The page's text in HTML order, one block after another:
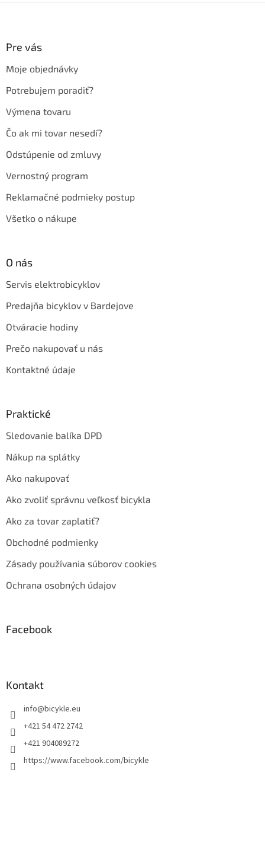
Pre vás
Moje objednávky
Potrebujem poradiť?
Výmena tovaru
Čo ak mi tovar nesedí?
Odstúpenie od zmluvy
Vernostný program
Reklamačné podmieky postup
Všetko o nákupe
O nás
Servis elektrobicyklov
Predajňa bicyklov v Bardejove
Otváracie hodiny
Prečo nakupovať u nás
Kontaktné údaje
Praktické
Sledovanie balíka DPD
Nákup na splátky
Ako nakupovať
Ako zvoliť správnu veľkosť bicykla
Ako za tovar zaplatiť?
Obchodné podmienky
Zásady používania súborov cookies
Ochrana osobných údajov
Facebook
Kontakt
info@bicykle.eu
+421 54 472 2742
+421 904089272
https://www.facebook.com/bicykle